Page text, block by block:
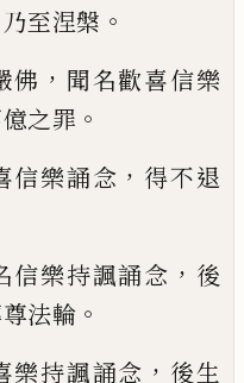
乃至涅槃 。
佛 ， 聞名歡喜信樂
之罪 。
信樂誦念 ， 得不退
信樂持諷誦念 ， 後
法輪 。
樂持諷誦念 ， 後生